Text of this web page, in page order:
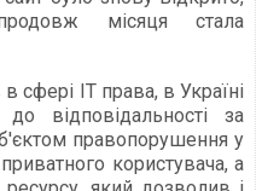
місяця стала
сфері ІТ права, в Україні
відповідальності за
правопорушення у
користувача, а